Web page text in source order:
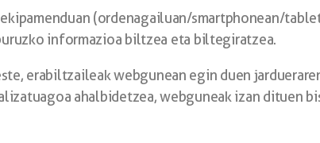
(ordenagailuan/smartphonean/
informazioa biltzea eta biltegiratzea.
erabiltzaileak webgunean egin duen
ahalbidetzea, webguneak izan dituen